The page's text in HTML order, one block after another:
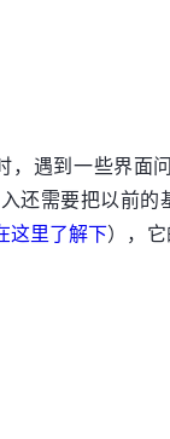
遇到一些界面
还需要把以前的
这里了解下），它